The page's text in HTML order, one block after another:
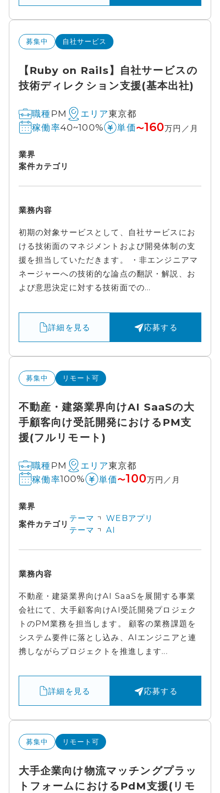
募集中 自社サービス
【Ruby on Rails】自社サービスの
技術ディレクション支援(基本出社)
職種PM エリア東京都
稼働率40~100% 単価〜160万円／月
業界
案件カテゴリ
業務内容
初期の対象サービスとして、自社サービスにお
ける技術面のマネジメントおよび開発体制の支
援を担当していただきます。 ・非エンジニアマ
ネージャーへの技術的な論点の翻訳・解説、お
よび意思決定に対する技術面での...
詳細を見る 応募する
募集中 リモート可
不動産・建築業界向けAI SaaSの大
手顧客向け受託開発におけるPM支
援(フルリモート)
職種PM エリア東京都
稼働率100% 単価〜100万円／月
業界
案件カテゴリ
テーマ
WEBアプリ
テーマ
AI
業務内容
不動産・建築業界向けAI SaaSを展開する事業
会社にて、大手顧客向けAI受託開発プロジェク
トのPM業務を担当します。 顧客の業務課題を
システム要件に落とし込み、AIエンジニアと連
携しながらプロジェクトを推進します...
詳細を見る 応募する
募集中 リモート可
大手企業向け物流マッチングプラッ
トフォームにおけるPdM支援(リモ